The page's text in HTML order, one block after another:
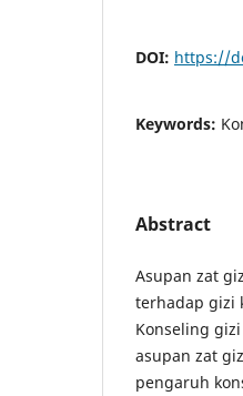
DOI: https://
Keywords:
Abstract
Asupan zat
terhadap gizi
Konseling
asupan zat
pengaruh